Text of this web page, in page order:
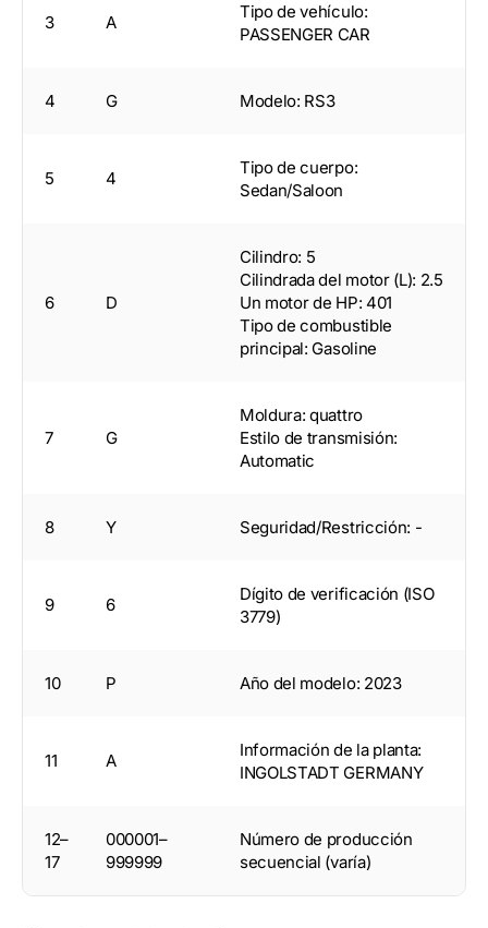
3 A
Tipo de vehículo:
PASSENGER CAR
4 G Modelo: RS3
5 4
Tipo de cuerpo:
Sedan/Saloon
6 D
Cilindro: 5
Cilindrada del motor (L): 2.5
Un motor de HP: 401
Tipo de combustible
principal: Gasoline
7 G
Moldura: quattro
Estilo de transmisión:
Automatic
8 Y Seguridad/Restricción: -
9 6
Dígito de verificación (ISO
3779)
10 P Año del modelo: 2023
11 A
Información de la planta:
INGOLSTADT GERMANY
12–
17
000001–
999999
Número de producción
secuencial (varía)